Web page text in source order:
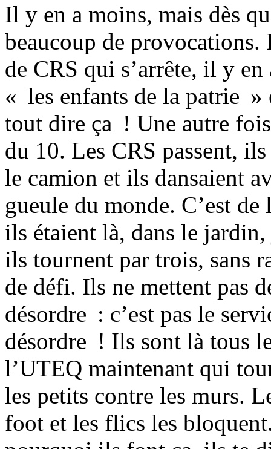
Il y en a moins, mais dès
beaucoup de
de CRS qui s’arrête, il y
« les enfants de la patrie »
tout dire ça ! Une autre
du 10. Les CRS passent,
le camion et ils dansaient
gueule du monde. C’est
ils étaient là, dans le
ils tournent par trois, sans
de défi. Ils ne mettent pas
désordre : c’est pas le
désordre ! Ils sont là tous
l’UTEQ maintenant qui
les petits contre les murs.
foot et les flics les